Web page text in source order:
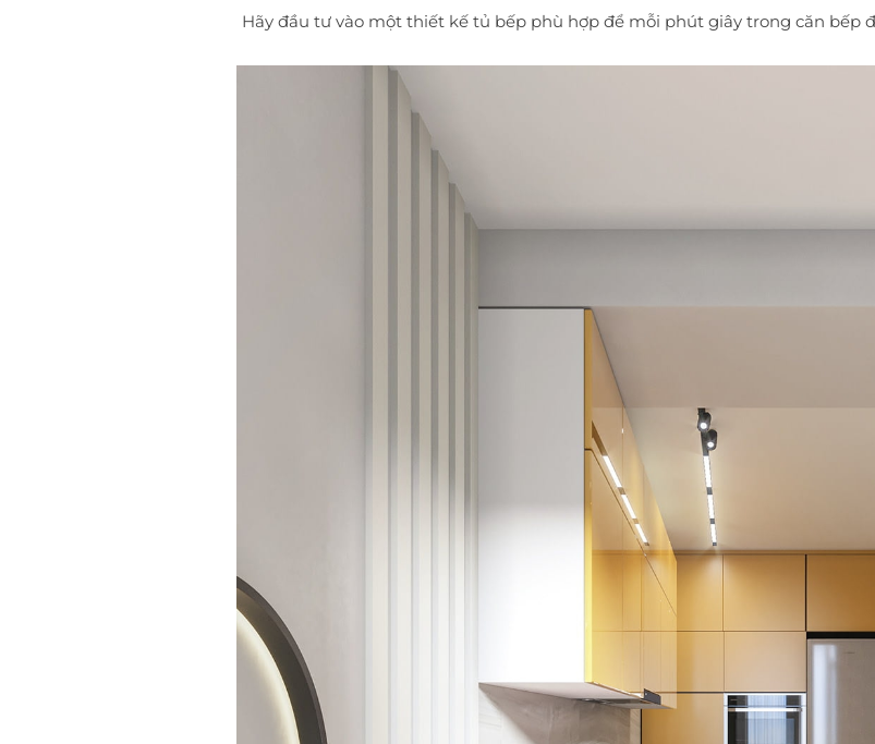
Hãy đầu tư vào một thiết kế tủ bếp phù hợp để mỗi phút giây trong căn bếp